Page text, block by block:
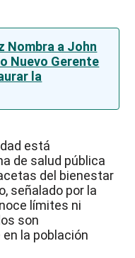
Nombra a John
Nuevo Gerente
la
está
de salud pública
del bienestar
señalado por la
límites ni
son
la población